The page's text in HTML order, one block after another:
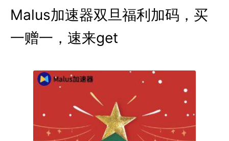
Malus加速器双旦福利加码，买
一赠一，速来get